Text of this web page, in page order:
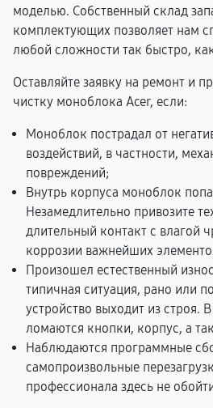
моделью. Собственный склад
комплектующих позволяет нам
любой сложности так быстро,
Оставляйте заявку на ремонт и
чистку моноблока Acer, если:
Моноблок пострадал от
воздействий, в частности,
повреждений;
Внутрь корпуса моноблок
Незамедлительно привозите
длительный контакт с влагой
коррозии важнейших
Произошел естественный
типичная ситуация, рано или
устройство выходит из строя.
ломаются кнопки, корпус, а
Наблюдаются программные
самопроизвольные
профессионала здесь не